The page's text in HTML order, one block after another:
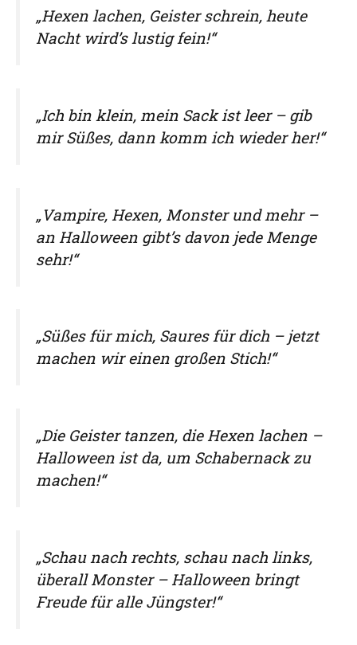
„Hexen lachen, Geister schrein, heute
Nacht wird’s lustig fein!“
„Ich bin klein, mein Sack ist leer – gib
mir Süßes, dann komm ich wieder her!“
„Vampire, Hexen, Monster und mehr –
an Halloween gibt’s davon jede Menge
sehr!“
„Süßes für mich, Saures für dich – jetzt
machen wir einen großen Stich!“
„Die Geister tanzen, die Hexen lachen –
Halloween ist da, um Schabernack zu
machen!“
„Schau nach rechts, schau nach links,
überall Monster – Halloween bringt
Freude für alle Jüngster!“